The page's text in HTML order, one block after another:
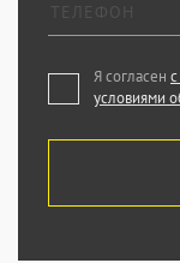
Я согласен
условиями